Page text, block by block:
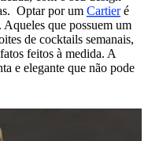
Optar por um Cartieré
que possuem um
de cocktails semanais,
feitos à medida. A
e elegante que não pode